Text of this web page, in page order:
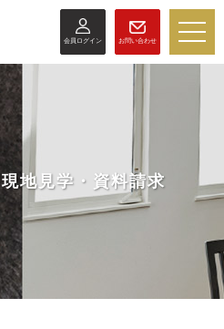
会員ログイン お問い合わせ
toggle
地見学・資料請求